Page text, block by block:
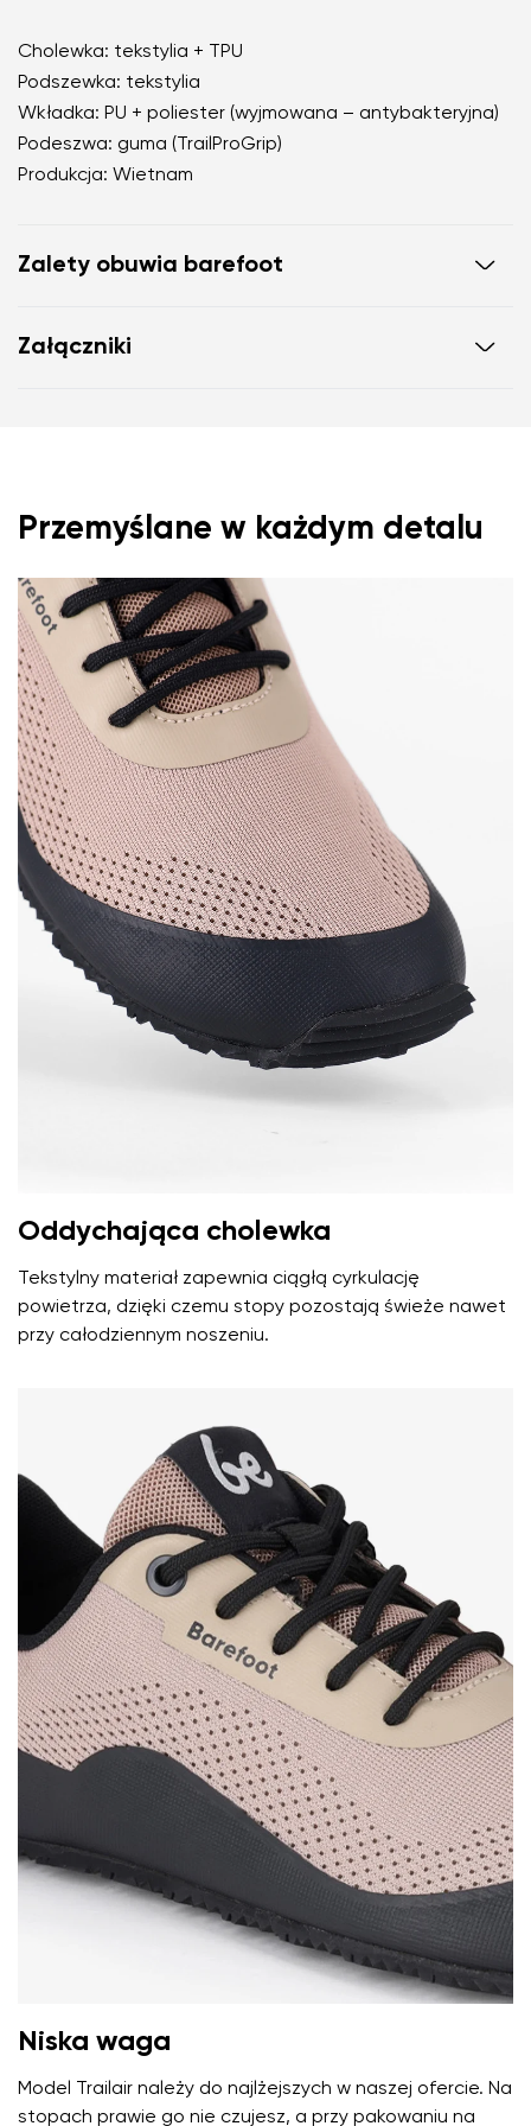
Zmień region
Cholewka: tekstylia + TPU
Podszewka: tekstylia
Wkładka: PU + poliester (wyjmowana – antybakteryjna)
Podeszwa: guma (TrailProGrip)
Produkcja: Wietnam
Zalety obuwia barefoot
zerowy drop: pięta i palce w jednej płaszczyźnie dla
Załączniki
Przemyślane w każdym detalu
Oddychająca cholewka
Tekstylny materiał zapewnia ciągłą cyrkulację
powietrza, dzięki czemu stopy pozostają świeże nawet
przy całodziennym noszeniu.
Niska waga
Model Trailair należy do najlżejszych w naszej ofercie. Na
stopach prawie go nie czujesz, a przy pakowaniu na
Imię i nazwisko
Twój adres e-mail
Wariant
Numer zamówienia